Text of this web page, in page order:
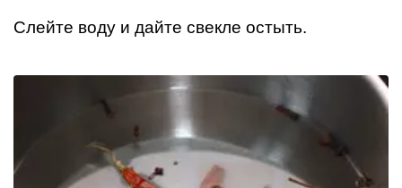
Слейте воду и дайте свекле остыть.